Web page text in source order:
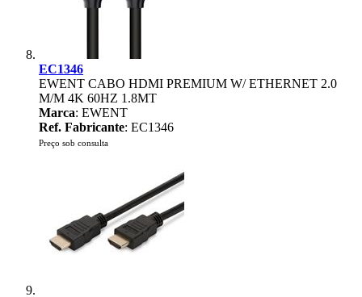
EC1346
EWENT CABO HDMI PREMIUM W/ ETHERNET 2.0
M/M 4K 60HZ 1.8MT
Marca: EWENT
Ref. Fabricante: EC1346
Preço sob consulta